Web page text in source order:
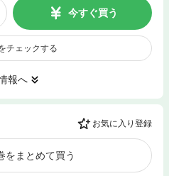
今すぐ買う
チェックする
報へ
お気に入り登録
をまとめて買う